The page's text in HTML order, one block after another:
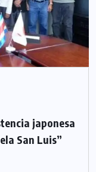
japonesa
San Luis”